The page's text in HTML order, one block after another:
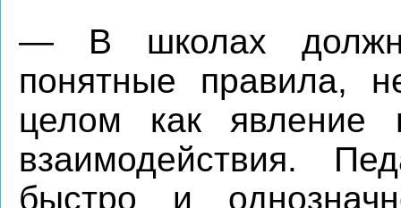
— В школах
понятные правила,
целом как явление
взаимодействия.
быстро и